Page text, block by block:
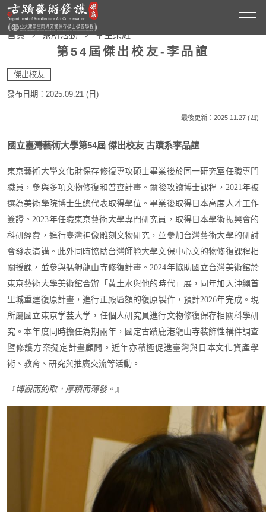
首頁 系所活動 學生榮耀
第54屆傑出校友-李品誼
傑出校友
發布日期：2025.09.21 (日)
最後更新：2025.11.27 (四)
國立臺灣藝術大學第54屆 傑出校友 古蹟系李品誼
東京藝術大學文化財保存修復專攻碩士畢業後於同一研究室任職專門
職員，參與多項文物修復和普查計畫。爾後攻讀博士課程， 2021 年被
選為美術學院博士生總代表取得學位。畢業後取得日本高度人才工作
簽證。 2023年任職東京藝術大學專門研究員，取得日本學術振興會的
科研經費，進行臺灣神像雕刻文物研究，並參加台灣藝術大學的研討
會發表演講。此外同時協助台灣師範大學文保中心文的物修復課程相
關授課，並參與艋舺龍山寺修復計畫。 2024年協助國立台灣美術館於
東京藝術大學美術館合辦「黄土水與他的時代」展，同年加入沖繩首
里城重建復原計畫，進行正殿匾額的復原製作，預計2026年完成。現
所屬國立東京学芸大学，任個人研究員進行文物修復保存相關科學研
究。本年度同時擔任為期兩年，國定古蹟鹿港龍山寺裝飾性構件調查
暨修護方案擬定計畫顧問。近年亦積極促進臺灣與日本文化資產學
術、教育、研究與推廣交流等活動。
『博觀而約取，厚積而薄發 。 』